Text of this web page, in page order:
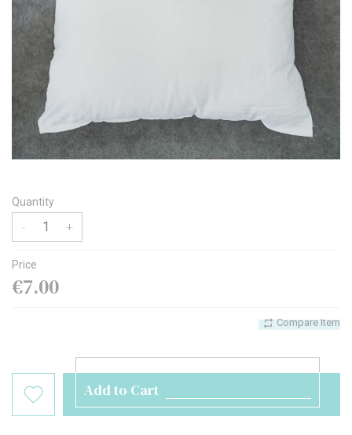
Quantity
- +
Price
€7.00
Compare Item
Add to Cart
I agree with the Terms & Policies